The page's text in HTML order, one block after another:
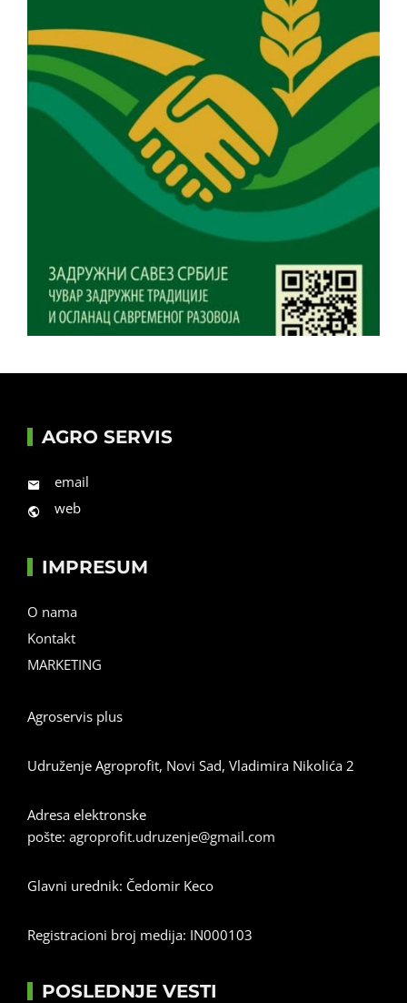
AGRO SERVIS
email
web
IMPRESUM
O nama
Kontakt
MARKETING
Agroservis plus
Udruženje Agroprofit, Novi Sad, Vladimira Nikolića 2
Adresa elektronske
pošte: agroprofit.udruzenje@gmail.com
Glavni urednik: Čedomir Keco
Registracioni broj medija: IN000103
POSLEDNJE VESTI